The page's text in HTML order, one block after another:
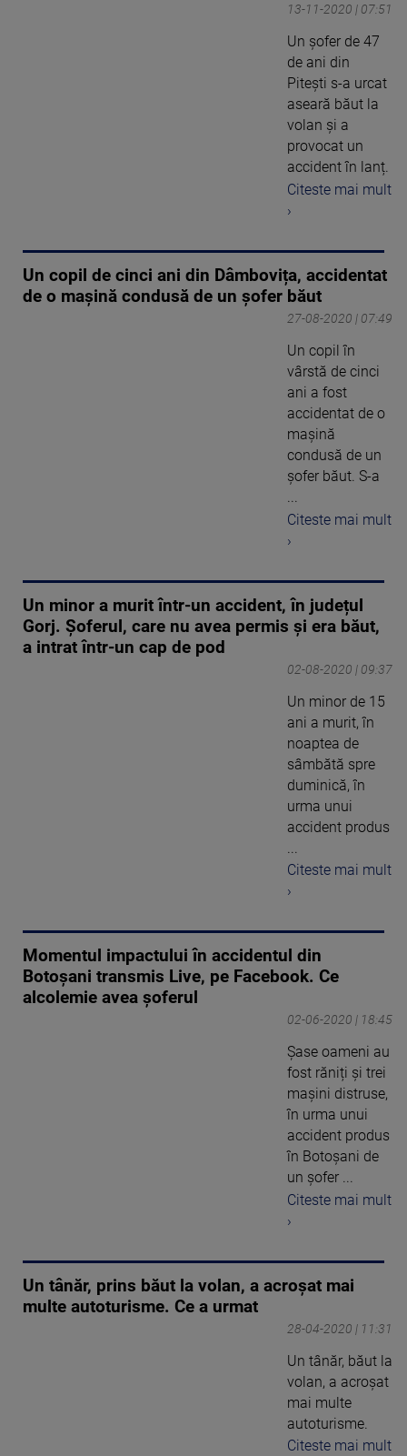
13-11-2020 | 07:51
Un șofer de 47
de ani din
Pitești s-a urcat
aseară băut la
volan și a
provocat un
accident în lanț.
Citeste mai mult
›
Un copil de cinci ani din Dâmbovița, accidentat
de o mașină condusă de un șofer băut
27-08-2020 | 07:49
Un copil în
vârstă de cinci
ani a fost
accidentat de o
mașină
condusă de un
șofer băut. S-a
...
Citeste mai mult
›
Un minor a murit într-un accident, în județul
Gorj. Șoferul, care nu avea permis și era băut,
a intrat într-un cap de pod
02-08-2020 | 09:37
Un minor de 15
ani a murit, în
noaptea de
sâmbătă spre
duminică, în
urma unui
accident produs
Citeste mai mult
›
Momentul impactului în accidentul din
Botoșani transmis Live, pe Facebook. Ce
alcolemie avea șoferul
02-06-2020 | 18:45
Șase oameni au
fost răniți și trei
mașini distruse,
în urma unui
accident produs
în Botoșani de
un șofer ...
Citeste mai mult
›
Un tânăr, prins băut la volan, a acroșat mai
multe autoturisme. Ce a urmat
28-04-2020 | 11:31
Un tânăr, băut la
volan, a acroşat
mai multe
autoturisme.
Citeste mai mult